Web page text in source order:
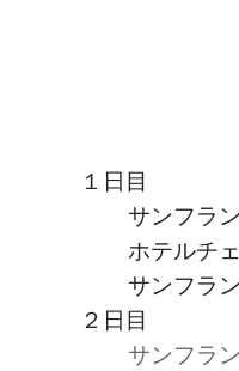
１日目
サンフラ
ホテルチ
サンフラ
２日目
サンフラ